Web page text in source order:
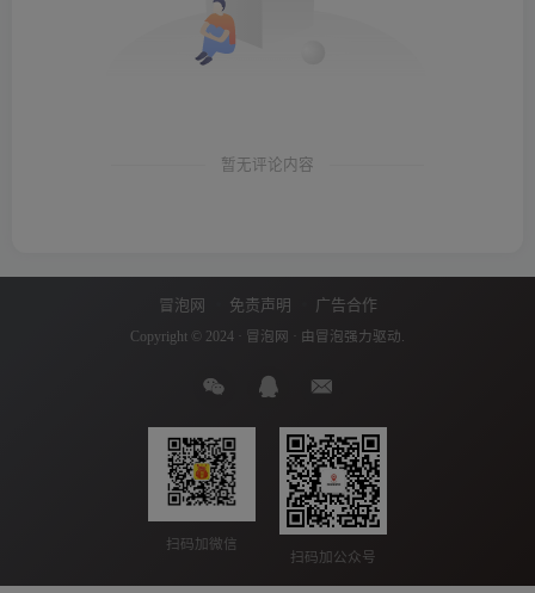
暂无评论内容
冒泡网 免责声明 广告合作
Copyright © 2024 · 冒泡网 · 由 冒泡 强力驱动.
扫码加微信
扫码加公众号